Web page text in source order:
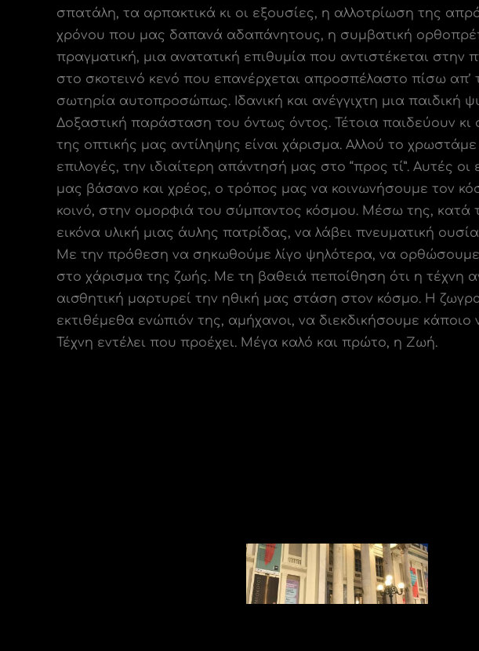
σπατάλη, τα αρπακτικά κι οι εξουσίες, η αλλοτρίωση της
χρόνου που μας δαπανά αδαπάνητους, η συμβατική
πραγματική, μια ανατατική επιθυμία που αντιστέκεται
στο σκοτεινό κενό που επανέρχεται απροσπέλαστο πίσω
σωτηρία αυτοπροσώπως. Ιδανική και ανέγγιχτη μια παιδική
Δοξαστική παράσταση του όντως όντος. Τέτοια παιδεύουν
της οπτικής μας αντίληψης είναι χάρισμα. Αλλού το
επιλογές, την ιδιαίτερη απάντησή μας στο “προς τί”.
μας βάσανο και χρέος, ο τρόπος μας να κοινωνήσουμε τον
κοινό, στην ομορφιά του σύμπαντος κόσμου. Μέσω της, κατά
εικόνα υλική μιας άυλης πατρίδας, να λάβει πνευματική
Με την πρόθεση να σηκωθούμε λίγο ψηλότερα, να
στο χάρισμα της ζωής. Με τη βαθειά πεποίθηση ότι η τέχνη
αισθητική μαρτυρεί την ηθική μας στάση στον κόσμο. Η
εκτιθέμεθα ενώπιόν της, αμήχανοι, να διεκδικήσουμε
Τέχνη εντέλει που προέχει. Μέγα καλό και πρώτο, η Ζωή.